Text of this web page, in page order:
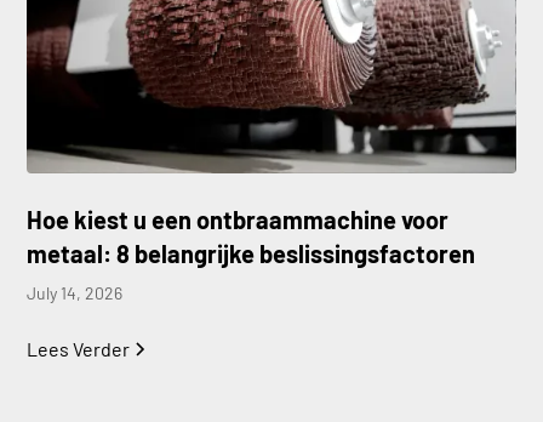
Hoe kiest u een ontbraammachine voor
metaal: 8 belangrijke beslissingsfactoren
July 14, 2026
Lees Verder